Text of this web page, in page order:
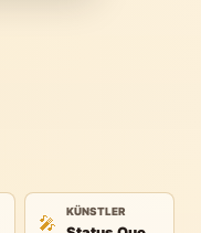
🎤
KÜNSTLER